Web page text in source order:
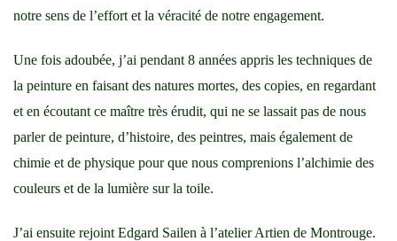
notre sens de l’effort et la véracité de notre engagement.
Une fois adoubée, j’ai pendant 8 années appris les techniques de
la peinture en faisant des natures mortes, des copies, en regardant
et en écoutant ce maître très érudit, qui ne se lassait pas de nous
parler de peinture, d’histoire, des peintres, mais également de
chimie et de physique pour que nous comprenions l’alchimie des
couleurs et de la lumière sur la toile.
J’ai ensuite rejoint Edgard Sailen à l’atelier Artien de Montrouge.